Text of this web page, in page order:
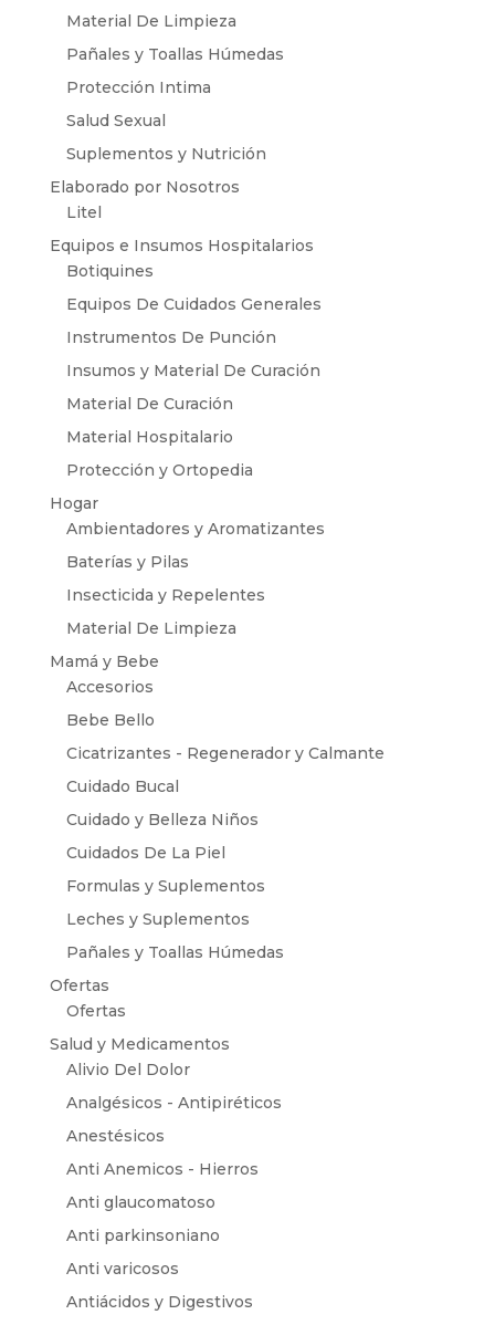
Material De Limpieza
Pañales y Toallas Húmedas
Protección Intima
Salud Sexual
Suplementos y Nutrición
Elaborado por Nosotros
Litel
Equipos e Insumos Hospitalarios
Botiquines
Equipos De Cuidados Generales
Instrumentos De Punción
Insumos y Material De Curación
Material De Curación
Material Hospitalario
Protección y Ortopedia
Hogar
Ambientadores y Aromatizantes
Baterías y Pilas
Insecticida y Repelentes
Material De Limpieza
Mamá y Bebe
Accesorios
Bebe Bello
Cicatrizantes - Regenerador y Calmante
Cuidado Bucal
Cuidado y Belleza Niños
Cuidados De La Piel
Formulas y Suplementos
Leches y Suplementos
Pañales y Toallas Húmedas
Ofertas
Ofertas
Salud y Medicamentos
Alivio Del Dolor
Analgésicos - Antipiréticos
Anestésicos
Anti Anemicos - Hierros
Anti glaucomatoso
Anti parkinsoniano
Anti varicosos
Antiácidos y Digestivos